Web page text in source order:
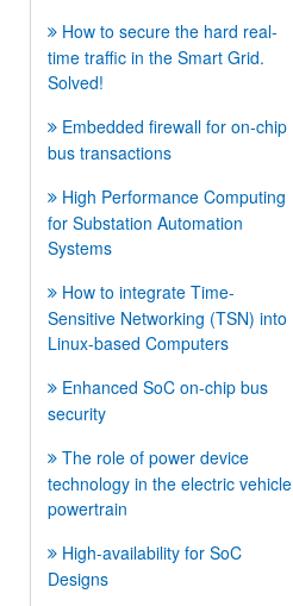
How to secure the hard real-
time traffic in the Smart Grid.
Solved!
Embedded firewall for on-chip
bus transactions
High Performance Computing
for Substation Automation
Systems
How to integrate Time-
Sensitive Networking (TSN) into
Linux-based Computers
Enhanced SoC on-chip bus
security
The role of power device
technology in the electric vehicle
powertrain
High-availability for SoC
Designs